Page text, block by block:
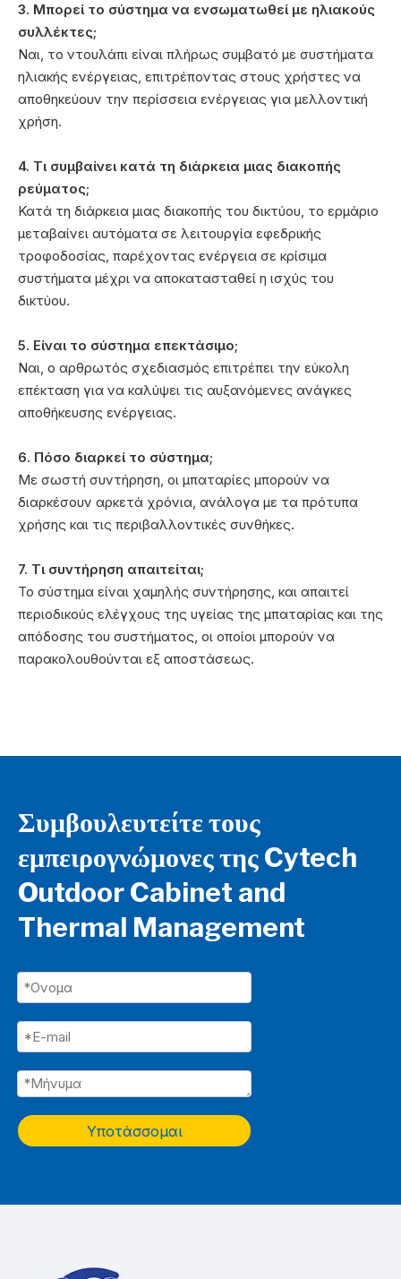
3. Μπορεί το σύστημα να ενσωματωθεί με ηλιακούς
συλλέκτες;
Ναι, το ντουλάπι είναι πλήρως συμβατό με συστήματα
ηλιακής ενέργειας, επιτρέποντας στους χρήστες να
αποθηκεύουν την περίσσεια ενέργειας για μελλοντική
χρήση.
4. Τι συμβαίνει κατά τη διάρκεια μιας διακοπής
ρεύματος;
Κατά τη διάρκεια μιας διακοπής του δικτύου, το ερμάριο
μεταβαίνει αυτόματα σε λειτουργία εφεδρικής
τροφοδοσίας, παρέχοντας ενέργεια σε κρίσιμα
συστήματα μέχρι να αποκατασταθεί η ισχύς του
δικτύου.
5. Είναι το σύστημα επεκτάσιμο;
Ναι, ο αρθρωτός σχεδιασμός επιτρέπει την εύκολη
επέκταση για να καλύψει τις αυξανόμενες ανάγκες
αποθήκευσης ενέργειας.
6. Πόσο διαρκεί το σύστημα;
Με σωστή συντήρηση, οι μπαταρίες μπορούν να
διαρκέσουν αρκετά χρόνια, ανάλογα με τα πρότυπα
χρήσης και τις περιβαλλοντικές συνθήκες.
7. Τι συντήρηση απαιτείται;
Το σύστημα είναι χαμηλής συντήρησης, και απαιτεί
περιοδικούς ελέγχους της υγείας της μπαταρίας και της
απόδοσης του συστήματος, οι οποίοι μπορούν να
παρακολουθούνται εξ αποστάσεως.
Συμβουλευτείτε τους
εμπειρογνώμονες της Cytech
Outdoor Cabinet and
Thermal Management
Υποτάσσομαι